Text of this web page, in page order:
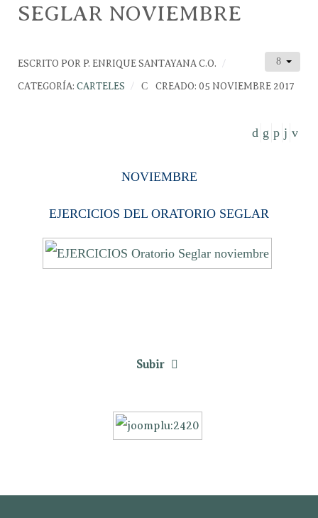
SEGLAR NOVIEMBRE
ESCRITO POR P. ENRIQUE SANTAYANA C.O.
CATEGORÍA: CARTELES CREADO: 05 NOVIEMBRE 2017
NOVIEMBRE
EJERCICIOS DEL ORATORIO SEGLAR
Subir